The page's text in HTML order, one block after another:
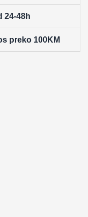
24-48h
preko 100KM